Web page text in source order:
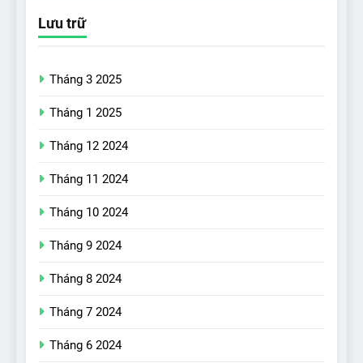
Lưu trữ
Tháng 3 2025
Tháng 1 2025
Tháng 12 2024
Tháng 11 2024
Tháng 10 2024
Tháng 9 2024
Tháng 8 2024
Tháng 7 2024
Tháng 6 2024